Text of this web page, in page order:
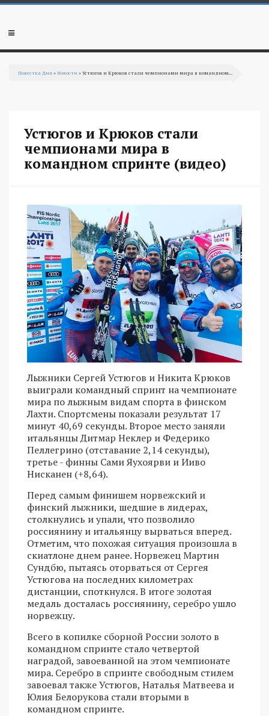
Перейти к основному содержанию
Мобильное
Повестка Дня »Новости » Устюгов и Крюков стали чемпионами мира в командном...
Устюгов и Крюков стали
чемпионами мира в
командном спринте (видео)
Лыжники Сергей Устюгов и Никита Крюков
выиграли командный спринт на чемпионате
мира по лыжным видам спорта в финском
Лахти. Спортсмены показали результат 17
минут 40,69 секунды. Второе место заняли
итальянцы Дитмар Неклер и Федерико
Пеллегрино (отставание 2,14 секунды),
третье - финны Сами Яухоярви и Ииво
Нисканен (+8,64).
Перед самым финишем норвежский и
финский лыжники, шедшие в лидерах,
столкнулись и упали, что позволило
россиянину и итальянцу вырваться вперед.
Отметим, что похожая ситуация произошла в
скиатлоне днем ранее. Норвежец Мартин
Сундбю, пытаясь оторваться от Сергея
Устюгова на последних километрах
дистанции, споткнулся. В итоге золотая
медаль досталась россиянину, серебро ушло
норвежцу.
Всего в копилке сборной России золото в
командном спринте стало четвертой
наградой, завоеванной на этом чемпионате
мира. Серебро в спринте свободным стилем
завоевал также Устюгов, Наталья Матвеева и
Юлия Белорукова стали вторыми в
командном спринте.